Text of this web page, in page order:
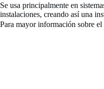
Se usa principalmente en
instalaciones, creando así una
Para mayor información sobre